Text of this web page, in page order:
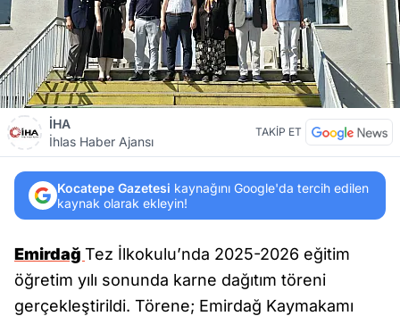
İHA
İhlas Haber Ajansı
TAKİP ET
Kocatepe Gazetesi kaynağını Google'da tercih edilen
kaynak olarak ekleyin!
Emirdağ Tez İlkokulu’nda 2025-2026 eğitim
öğretim yılı sonunda karne dağıtım töreni
gerçekleştirildi. Törene; Emirdağ Kaymakamı